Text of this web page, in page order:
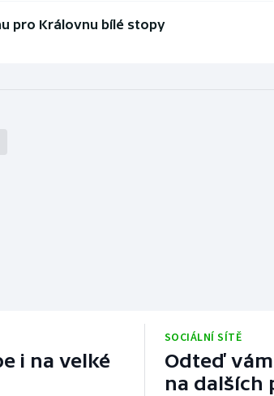
pro Královnu bílé stopy
i na velké
SOCIÁLNÍ SÍTĚ
Odteď
na dalších